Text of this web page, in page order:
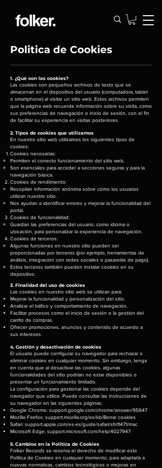
Politica de Cookies
1. ¿Qué son las cookies?
Las cookies son pequeños archivos de texto que se
almacenan en el dispositivo del usuario (computadora, tablet
o smartphone) al visitar un sitio web. Estos archivos permiten
que la página web recuerde información sobre su visita, como
sus preferencias de navegación o inicio de sesión, con el fin
de facilitar su experiencia en visitas posteriores.
2. Tipos de cookies que utilizamos
En nuestro sitio web utilizamos los siguientes tipos de
cookies:
Cookies necesarias:
Permiten el correcto funcionamiento del sitio web.
Son esenciales para acceder a secciones seguras y para la
navegación básica.
Cookies de rendimiento:
Recopilan información anónima sobre cómo los usuarios
utilizan nuestro sitio.
Nos ayudan a identificar errores y mejorar la funcionalidad del
portal.
Cookies de funcionalidad:
Guardan las preferencias del usuario, como idioma o
ubicación, para personalizar la experiencia de navegación.
Cookies de terceros:
Algunas funciones en nuestro sitio pueden ser
proporcionadas por terceros (por ejemplo, herramientas de
análisis, integración con redes sociales o pasarelas de pago).
Estos terceros también pueden instalar cookies en su
dispositivo.
3. Finalidad del uso de cookies
Las cookies en nuestro sitio web se utilizan para:
Mejorar la funcionalidad y personalización del sitio.
Analizar el tráfico y comportamiento de navegación.
Facilitar procesos como el inicio de sesión o la gestión del
carrito de compras.
Ofrecer promociones, anuncios y contenido de acuerdo a
sus intereses.
4. Gestión y desactivación de cookies
El usuario puede configurar su navegador para rechazar o
eliminar cookies en cualquier momento. Sin embargo, tenga
en cuenta que al desactivar las cookies, algunas
funcionalidades del sitio podrían no estar disponibles o
presentar un funcionamiento limitado.
La configuración para gestionar las cookies depende del
navegador que utilice. Puede consultar las instrucciones de
su navegador en las siguientes páginas:
Google Chrome: support.google.com/chrome/answer/95647
Mozilla Firefox: support.mozilla.org/es/kb/Borrar cookies
Safari: support.apple.com/es-es/guide/safari/sfri11471/mac
Microsoft Edge: support.microsoft.com/help/4027947
5. Cambios en la Política de Cookies
Folker Records se reserva el derecho de modificar esta
Política de Cookies en cualquier momento, para adaptarla a
nuevas normativas, cambios tecnológicos o mejoras en